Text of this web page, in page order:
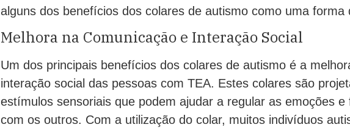
alguns dos benefícios dos colares de autismo como uma forma
Melhora na Comunicação e Interação Social
Um dos principais benefícios dos colares de autismo é a
interação social das pessoas com TEA. Estes colares são
estímulos sensoriais que podem ajudar a regular as emoções e
com os outros. Com a utilização do colar, muitos indivíduos